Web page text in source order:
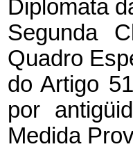
Diplomata
Segunda
Quadro
do Artigo
por
Medida